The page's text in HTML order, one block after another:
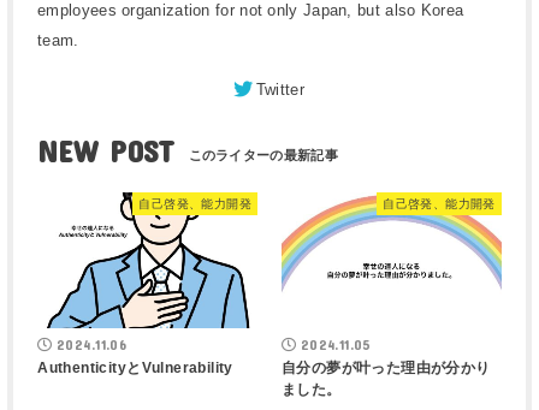
employees organization for not only Japan, but also Korea
team.
Twitter
NEW POST
自己啓発、能力開発
2024.11.06
AuthenticityとVulnerability
自己啓発、能力開発
2024.11.05
自分の夢が叶った理由が分かり
ました。